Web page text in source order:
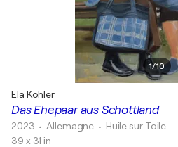
1/10
Das Ehepaar aus Schottland
Ela Köhler
2023 • Allemagne • Huile sur Toile
39 x 31 in